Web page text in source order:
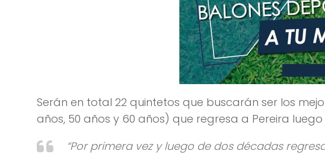
Serán en total 22 quintetos que buscarán ser los
años, 50 años y 60 años) que regresa a Pereira
“Por primera vez y luego de dos décadas